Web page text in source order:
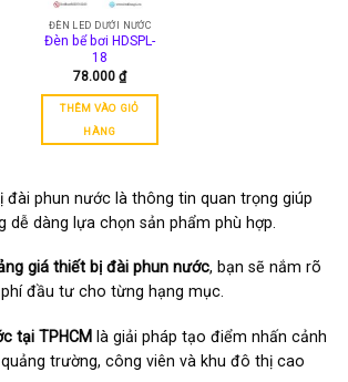
ĐÈN LED DƯỚI NƯỚC
Đèn bể bơi HDSPL-
18
78.000 ₫
THÊM VÀO GIỎ
HÀNG
đài phun nước là thông tin quan trọng giúp
dễ dàng lựa chọn sản phẩm phù hợp.
giá thiết bị đài phun nước, bạn sẽ nắm rõ
đầu tư cho từng hạng mục.
tại TPHCM là giải pháp tạo điểm nhấn cảnh
trường, công viên và khu đô thị cao